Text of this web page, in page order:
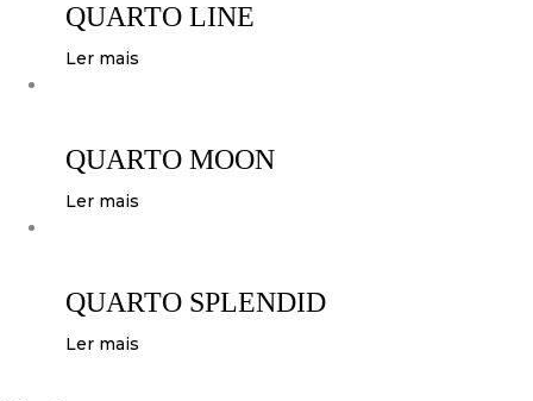
QUARTO LINE
Ler mais
QUARTO MOON
Ler mais
QUARTO SPLENDID
Ler mais